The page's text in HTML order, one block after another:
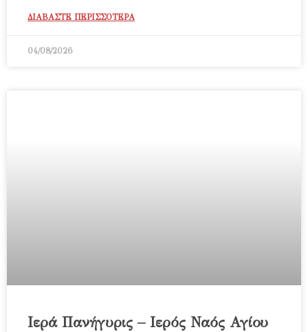
ΔΙΑΒΑΣΤΕ ΠΕΡΙΣΣΟΤΕΡΑ
04/08/2026
Ιερά Πανήγυρις – Ιερός Ναός Αγίου